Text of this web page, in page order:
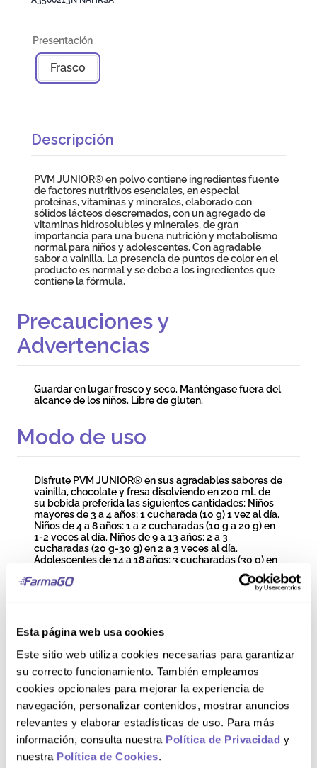
Esta página web usa cookies
Este sitio web utiliza cookies necesarias para garantizar
su correcto funcionamiento. También empleamos
cookies opcionales para mejorar la experiencia de
navegación, personalizar contenidos, mostrar anuncios
relevantes y elaborar estadísticas de uso. Para más
información, consulta nuestra Política de Privacidad y
nuestra Política de Cookies.
Frasco
Descripción
PVM JUNIOR® en polvo contiene ingredientes fuente
de factores nutritivos esenciales, en especial
proteínas, vitaminas y minerales, elaborado con
sólidos lácteos descremados, con un agregado de
vitaminas hidrosolubles y minerales, de gran
importancia para una buena nutrición y metabolismo
normal para niños y adolescentes. Con agradable
sabor a vainilla. La presencia de puntos de color en el
producto es normal y se debe a los ingredientes que
contiene la fórmula.
Precauciones y
Advertencias
Guardar en lugar fresco y seco. Manténgase fuera del
alcance de los niños. Libre de gluten.
Modo de uso
Disfrute PVM JUNIOR® en sus agradables sabores de
vainilla, chocolate y fresa disolviendo en 200 mL de
su bebida preferida las siguientes cantidades: Niños
mayores de 3 a 4 años: 1 cucharada (10 g) 1 vez al día.
Niños de 4 a 8 años: 1 a 2 cucharadas (10 g a 20 g) en
1-2 veces al día. Niños de 9 a 13 años: 2 a 3
cucharadas (20 g-30 g) en 2 a 3 veces al día.
Adolescentes de 14 a 18 años: 3 cucharadas (30 g) en
1-3 veces al día. La cucharada de medida se incluye
dentro del frasco. Sus tres sabores son tan
agradables que aun los niños más exigentes lo toman
tomarse como bebida helada tipo “milkshake”.
Composición
PVM® Junior contiene: Leche descremada en polvo,
Sacarosa, Fosfato tribásico de calcio, Premezcla de
Vitaminas y Minerales [Contiene: Fosfato tribásico de
calcio, Gluconato Ferroso Dihidratado, Dióxido de
silicio amorfo SIN 551, Ascorbato de sodio, Gluconato
de Zinc, Vitamina E (Alfatocoferol) al 50%,